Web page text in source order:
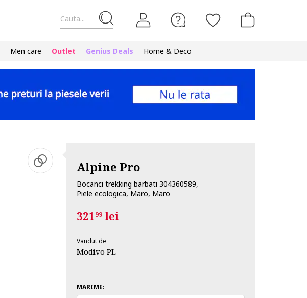
Cauta...
Men care Outlet Genius Deals Home & Deco
Alpine Pro
Bocanci trekking barbati 304360589,
Piele ecologica, Maro, Maro
32199lei
Vandut de
Modivo PL
MARIME: